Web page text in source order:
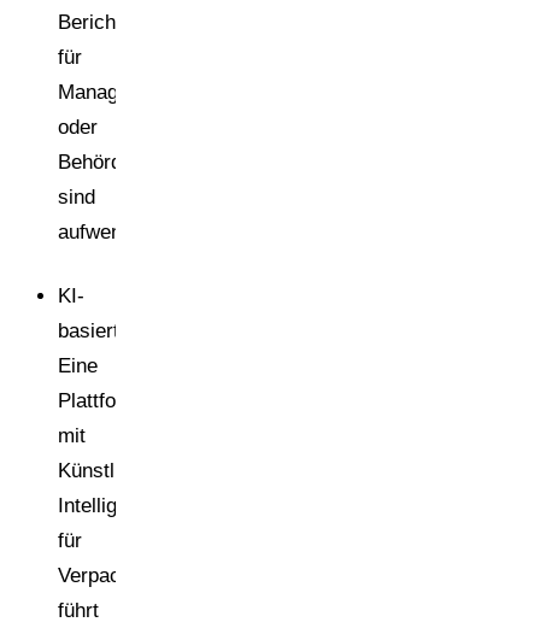
Berichte
für
Management
oder
Behörden
sind
aufwendig.
KI-
basiert:
Eine
Plattform
mit
Künstlicher
Intelligenz
für
Verpackung
führt